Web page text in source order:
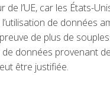
de l’UE, car les États-
de données
de plus de
de données provenant de
être justifiée.